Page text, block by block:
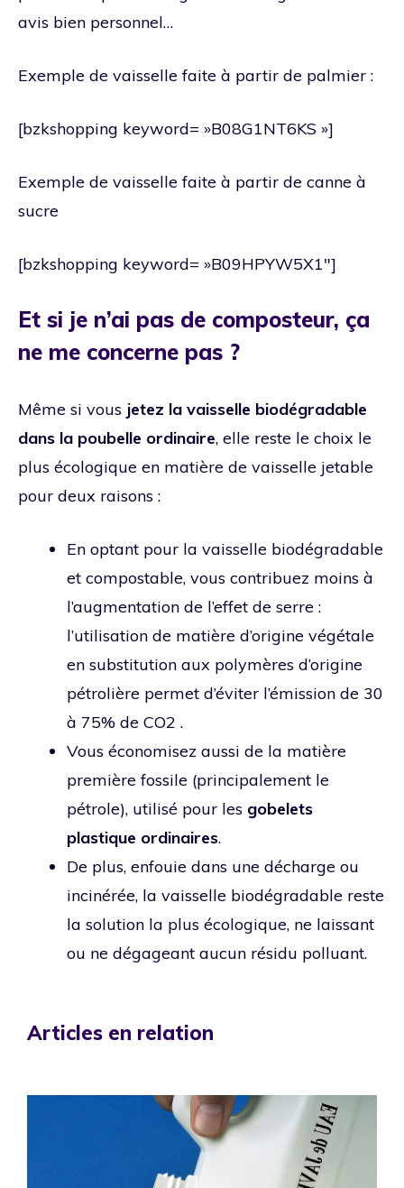
avis bien personnel…
Exemple de vaisselle faite à partir de palmier :
[bzkshopping keyword= »B08G1NT6KS »]
Exemple de vaisselle faite à partir de canne à
sucre
[bzkshopping keyword= »B09HPYW5X1″]
Et si je n’ai pas de composteur, ça
ne me concerne pas ?
Même si vous jetez la vaisselle biodégradable
dans la poubelle ordinaire, elle reste le choix le
plus écologique en matière de vaisselle jetable
pour deux raisons :
En optant pour la vaisselle biodégradable
et compostable, vous contribuez moins à
l’augmentation de l’effet de serre :
l’utilisation de matière d’origine végétale
en substitution aux polymères d’origine
pétrolière permet d’éviter l’émission de 30
à 75% de CO2 .
Vous économisez aussi de la matière
première fossile (principalement le
pétrole), utilisé pour les gobelets
plastique ordinaires.
De plus, enfouie dans une décharge ou
incinérée, la vaisselle biodégradable reste
la solution la plus écologique, ne laissant
ou ne dégageant aucun résidu polluant.
Articles en relation